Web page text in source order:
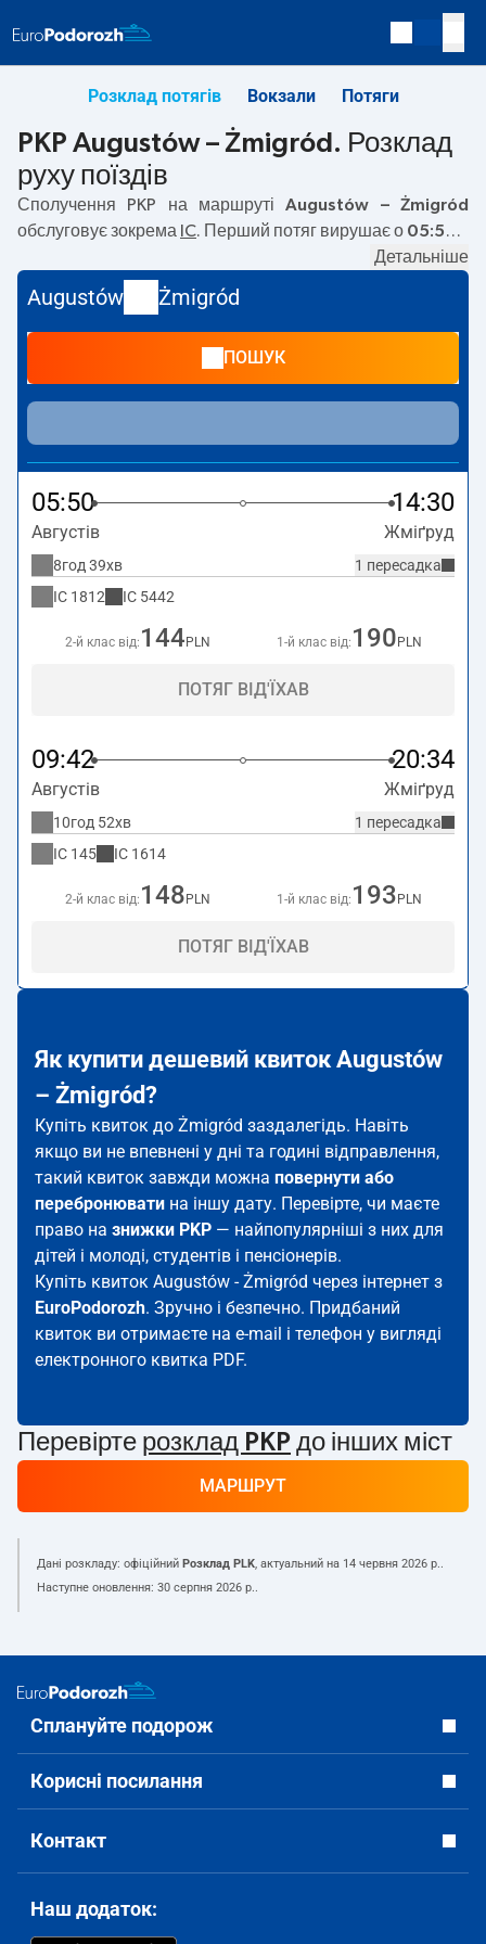
Розклад потягів Вокзали Потяги
PKP Augustów – Żmigród. Розклад
руху поїздів
Сполучення PKP на маршруті Augustów – Żmigród
обслуговує зокрема IC . Перший потяг вирушає о 05:50з
курсують також інші потяги:
квитка і зазвичай довший час подорожі. Потяг завершує
маршрут на станції Żmigród.
Детальніше
Augustów Żmigród
ПОШУК
05:50 14:30
Августів Жміґруд
1 пересадка
8год 39хв
IC 1812 IC 5442
2-й клас від: 144 PLN 1-й клас від: 190 PLN
ПОТЯГ ВІД'ЇХАВ
09:42 20:34
Августів Жміґруд
1 пересадка
10год 52хв
IC 145 IC 1614
2-й клас від: 148 PLN 1-й клас від: 193 PLN
ПОТЯГ ВІД'ЇХАВ
Як купити дешевий квиток Augustów
– Żmigród?
Купіть квиток до Żmigród заздалегідь. Навіть
якщо ви не впевнені у дні та годині відправлення,
такий квиток завжди можна повернути або
перебронювати на іншу дату. Перевірте, чи маєте
право на знижки PKP — найпопулярніші з них для
дітей і молоді, студентів і пенсіонерів.
Купіть квиток Augustów - Żmigród через інтернет з
EuroPodorozh. Зручно і безпечно. Придбаний
квиток ви отримаєте на e-mail і телефон у вигляді
електронного квитка PDF.
Перевірте розклад PKP до інших міст
МАРШРУТ
Дані розкладу: офіційний Розклад PLK, актуальний на 14 червня 2026 р..
Наступне оновлення: 30 серпня 2026 р..
Сплануйте подорож
Корисні посилання
Контакт
Наш додаток: